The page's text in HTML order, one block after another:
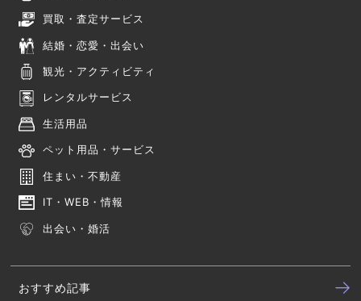
買取・査定サービス
結婚・恋愛・出会い
観光・アクティビティ
レンタルサービス
生活用品
ペット用品・サービス
住まい・不動産
IT・WEB・情報
出会い・婚活
おすすめ記事